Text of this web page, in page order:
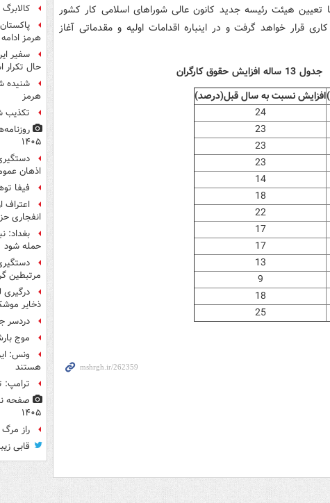
تعیین هیئت رئیسه جدید کانون عالی شوراهای اسلامی کار کشور
قرار خواهد گرفت و در اینباره اقدامات اولیه و مقدماتی آغاز
جدول 13 ساله افزایش حقوق کارگران
افزایش نسبت به سال قبل(درصد)
24
23
23
23
14
18
22
17
17
13
9
18
25
کالابرگ ۳ گروه شارژ شد
هرمز ادامه
سفیر
حال
شنیده
هرمز
تکذیب
۱۴۰۵
اذهان
فیفا
انفجاری
بغداد:
حمله شود
مرتبطین
ذخایر
دردسر
موج
ونس:
هستند
ترامپ:
۱۴۰۵
راز مرگ مرد ۷۲ ساله در
قابی